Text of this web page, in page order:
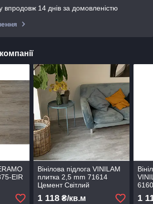
впродовж 14 днів за домовленістю
EIR
Вінілова підлога VINILAM
плитка 2,5 mm 71614
Цемент Світлий
1 118₴/кв.м 1